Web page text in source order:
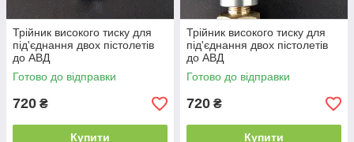
Трійник високого тиску для
під'єднання двох пістолетів
до АВД
Готово до відправки
720 ₴
Купити
Трійник високого тиску для
під'єднання двох пістолетів
до АВД
Готово до відправки
720 ₴
Купити